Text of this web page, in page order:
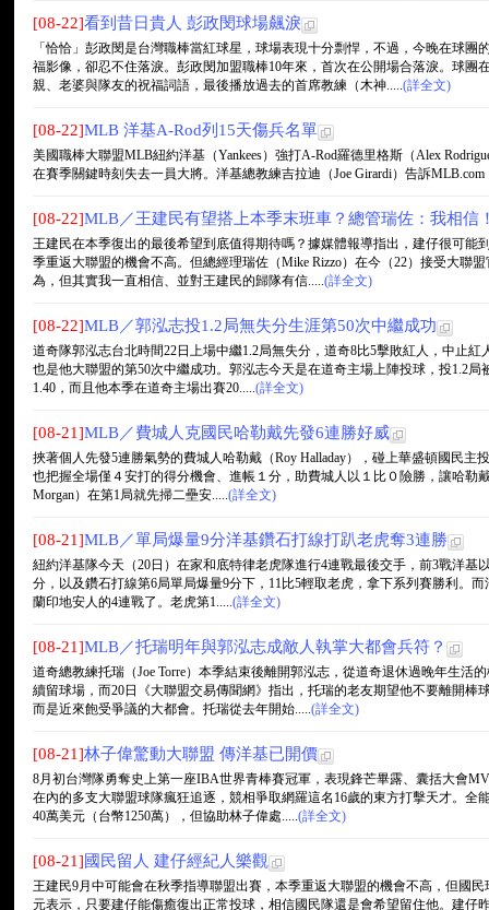
[08-22]看到昔日貴人 彭政閔球場飆淚
「恰恰」彭政閔是台灣職棒當紅球星，球場表現十分剽悍，不過，今晚在球
福影像，卻忍不住落淚。彭政閔加盟職棒10年來，首次在公開場合落淚。球團
親、老婆與隊友的祝福詞語，最後播放過去的首席教練（木神.....(詳全文)
[08-22]MLB 洋基A-Rod列15天傷兵名單
美國職棒大聯盟MLB紐約洋基（Yankees）強打A-Rod羅德里格斯（Alex
在賽季關鍵時刻失去一員大將。洋基總教練吉拉迪（Joe Girardi）告訴MLB.com
[08-22]MLB／王建民有望搭上本季末班車？總管瑞佐：我相信
王建民在本季復出的最後希望到底值得期待嗎？據媒體報導指出，建仔很可能
季重返大聯盟的機會不高。但總經理瑞佐（Mike Rizzo）在今（22）接受大聯
為，但其實我一直相信、並對王建民的歸隊有信.....(詳全文)
[08-22]MLB／郭泓志投1.2局無失分生涯第50次中繼成功
道奇隊郭泓志台北時間22日上場中繼1.2局無失分，道奇8比5擊敗紅人，中止
也是他大聯盟的第50次中繼成功。郭泓志今天是在道奇主場上陣投球，投1.2
1.40，而且他本季在道奇主場出賽20.....(詳全文)
[08-21]MLB／費城人克國民哈勒戴先發6連勝好威
挾著個人先發5連勝氣勢的費城人哈勒戴（Roy Halladay），碰上華盛頓國民主
也把握全場僅４安打的得分機會、進帳１分，助費城人以１比０險勝，讓哈勒
Morgan）在第1局就先掃二壘安.....(詳全文)
[08-21]MLB／單局爆量9分洋基鑽石打線打趴老虎奪3連勝
紐約洋基隊今天（20日）在家和底特律老虎隊進行4連戰最後交手，前3戰洋基
分，以及鑽石打線第6局單局爆量9分下，11比5輕取老虎，拿下系列賽勝利。
蘭印地安人的4連戰了。老虎第1.....(詳全文)
[08-21]MLB／托瑞明年與郭泓志成敵人執掌大都會兵符？
道奇總教練托瑞（Joe Torre）本季結束後離開郭泓志，從道奇退休過晚年生活
續留球場，而20日《大聯盟交易傳聞網》指出，托瑞的老友期望他不要離開棒
而是近來飽受爭議的大都會。托瑞從去年開始.....(詳全文)
[08-21]林子偉驚動大聯盟 傳洋基已開價
8月初台灣隊勇奪史上第一座IBA世界青棒賽冠軍，表現鋒芒畢露、囊括大會
在內的多支大聯盟球隊瘋狂追逐，競相爭取網羅這名16歲的東方打擊天才。全
40萬美元（台幣1250萬），但協助林子偉處.....(詳全文)
[08-21]國民留人 建仔經紀人樂觀
王建民9月中可能會在秋季指導聯盟出賽，本季重返大聯盟的機會不高，但國
元表示，只要建仔能傷癒復出正常投球，相信國民隊還是會希望留住他。建仔